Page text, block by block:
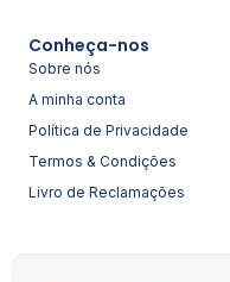
Conheça-nos
Sobre nós
A minha conta
Política de Privacidade
Termos & Condições
Livro de Reclamações